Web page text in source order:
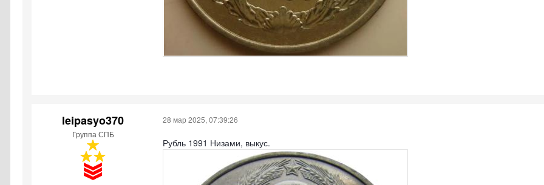
leipasyo370
Группа СПБ
28 мар 2025, 07:39:26
Рубль 1991 Низами, выкус.